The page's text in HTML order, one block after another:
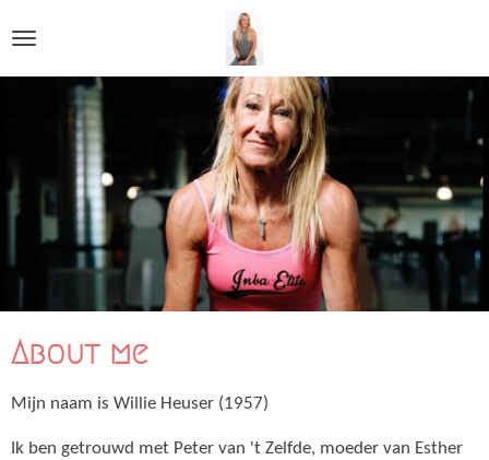
direct
naar
hoofdinhoud
About me
Mijn naam is Willie Heuser (1957)
Ik ben getrouwd met Peter van 't Zelfde, moeder van Esther